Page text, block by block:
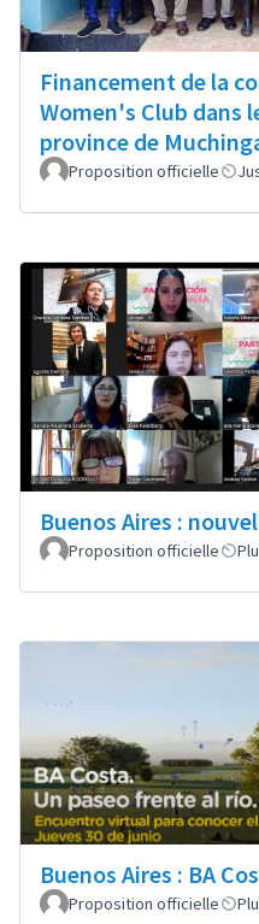
Financement de la
Women's Club dans
province de
Proposition officielle
Buenos Aires :
Proposition officielle
Buenos Aires : BA
Proposition officielle